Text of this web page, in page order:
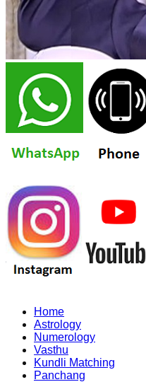
Home
Astrology
Numerology
Vasthu
Kundli Matching
Panchang